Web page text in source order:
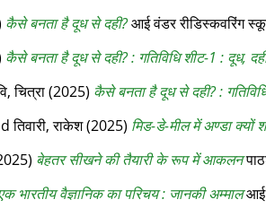
कैसे बनता है दूध से दही?आई वंडर रीडिस्‍कवरिंग
कैसे बनता है दूध से दही? : गतिविधि शीट-1 : दूध,
चित्रा(2025) कैसे बनता है दूध से दही? :
तिवारी, राकेश(2025) मिड-डे-मील में अण्डा क्यों
बेहतर सीखने की तैयारी के रूप में आकलन
भारतीय वैज्ञानिक का परिचय : जानकी अम्मालआई